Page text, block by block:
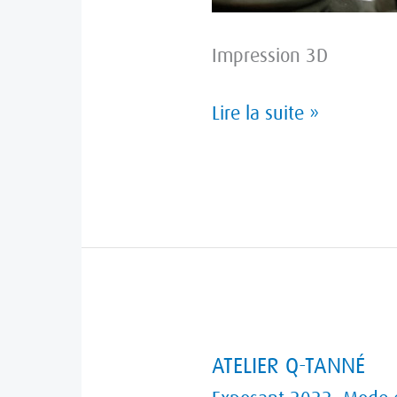
Impression 3D
Lire la suite »
ATELIER Q-TANNÉ
ATELIER